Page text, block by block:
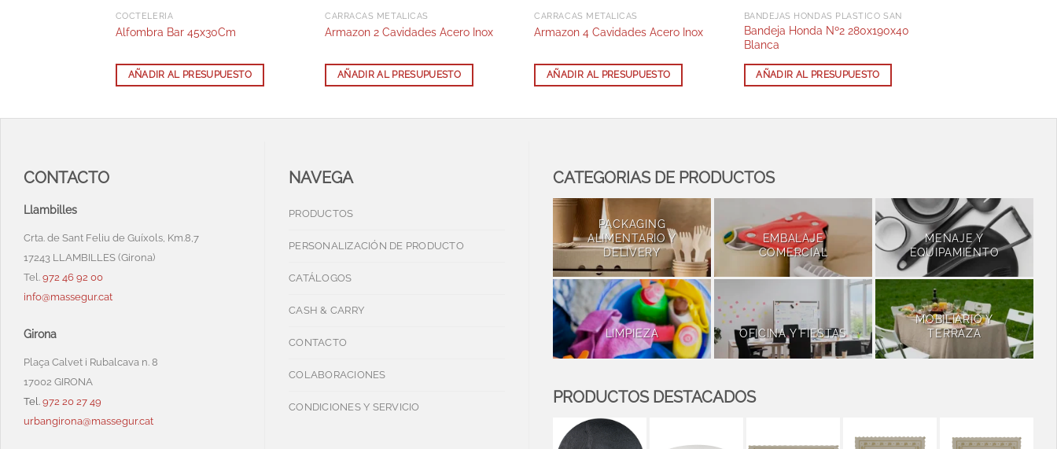
COCTELERÍA
Alfombra Bar 45x30Cm
AÑADIR AL PRESUPUESTO
CARRACAS METÁLICAS
Armazon 2 Cavidades Acero Inox
AÑADIR AL PRESUPUESTO
CARRACAS METÁLICAS
Armazon 4 Cavidades Acero Inox
AÑADIR AL PRESUPUESTO
BANDEJAS HONDAS PLÁSTICO SAN
Bandeja Honda Nº2 280x190x40
Blanca
AÑADIR AL PRESUPUESTO
CONTACTO
Llambilles
Crta. de Sant Feliu de Guíxols, Km.8,7
17243 LLAMBILLES (Girona)
Tel. 972 46 92 00
info@massegur.cat
Girona
Plaça Calvet i Rubalcava n. 8
17002 GIRONA
Tel. 972 20 27 49
urbangirona@massegur.cat
NAVEGA
PRODUCTOS
PERSONALIZACIÓN DE PRODUCTO
CATÁLOGOS
CASH & CARRY
CONTACTO
COLABORACIONES
CONDICIONES Y SERVICIO
CATEGORIAS DE PRODUCTOS
PACKAGING
ALIMENTARIO Y
DELIVERY
EMBALAJE
COMERCIAL
MENAJE Y
EQUIPAMIENTO
LIMPIEZA OFICINA Y FIESTAS
MOBILIARIO Y
TERRAZA
PRODUCTOS DESTACADOS